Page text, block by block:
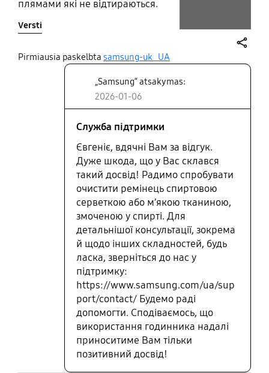
плямами які не відтираються.
перший мій годинник від
проблеми. Робить вигляд
дешевим, і напрошується покупка
нового ремінці. Але я не хочу
купувати ремінці кожні 3 місяці.
Проблема №2 мене бісить
заряджати годинник кожного
дня, це тупо геморой.
Повідомлення з телеграм не
приходять на годинник. З
месенджерів оптимізований
застосунок є лише для ватсапу.
Хочеться знов користуватися
старим годинником, де також не
було більшості повідомлень з
месенджерів, але я тупо забувала,
що його потрібно заряджати,
плюс ремінець за кілька років
носіння не змінив колір.
Versti
Pirmiausia paskelbta samsung-uk_UA
„Samsung“ atsakymas:
2026-01-06
Служба підтримки
Євгеніє, вдячні Вам за відгук.
Дуже шкода, що у Вас склався
такий досвід! Радимо спробувати
очистити ремінець спиртовою
серветкою або м’якою тканиною,
змоченою у спирті. Для
детальнішої консультації, зокрема
й щодо інших складностей, будь
ласка, зверніться до нас у
підтримку:
https://www.samsung.com/ua/sup
port/contact/ Будемо раді
допомогти. Сподіваємось, що
використання годинника надалі
приноситиме Вам тільки
позитивний досвід!